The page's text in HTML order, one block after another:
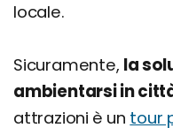
locale.
Sicuramente, la
ambientarsi in
attrazioni è un tour